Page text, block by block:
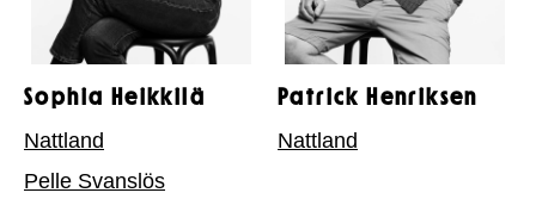
Sophia Heikkilä
Nattland
Pelle Svanslös
Patrick Henriksen
Nattland